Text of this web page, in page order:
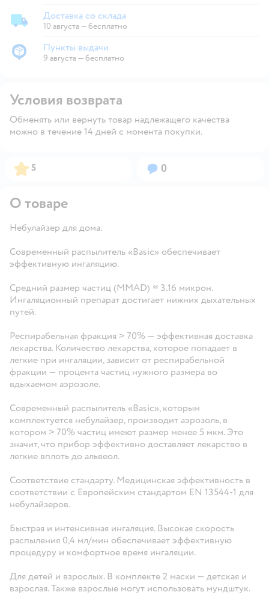
Доставка со склада
Доставка со склада
10 августа—бесплатно
Пункты выдачи
Пункты выдачи
9 августа—бесплатно
Условия возврата
Обменять или вернуть товар надлежащего качества
можно в течение 14 дней с момента покупки.
Рейтинг:
5 Вопросов:
0
О товаре
Небулайзер для дома.
Современный распылитель «Basic» обеспечивает
эффективную ингаляцию.
Средний размер частиц (MMAD) ≈ 3.16 микрон.
Ингаляционный препарат достигает нижних дыхательных
путей.
Респирабельная фракция ˃ 70% — эффективная доставка
лекарства. Количество лекарства, которое попадает в
легкие при ингаляции, зависит от респирабельной
фракции — процента частиц нужного размера во
вдыхаемом аэрозоле.
Современный распылитель «Basic», которым
комплектуется небулайзер, производит аэрозоль, в
котором ˃ 70% частиц имеют размер менее 5 мкм. Это
значит, что прибор эффективно доставляет лекарство в
легкие вплоть до альвеол.
Соответствие стандарту. Медицинская эффективность в
соответствии с Европейским стандартом EN 13544-1 для
небулайзеров.
Быстрая и интенсивная ингаляция. Высокая скорость
распыления 0,4 мл/мин обеспечивает эффективную
процедуру и комфортное время ингаляции.
Для детей и взрослых. В комплекте 2 маски — детская и
взрослая. Также взрослые могут использовать мундштук.